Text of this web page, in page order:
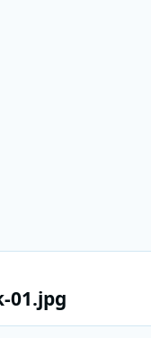
01.jpg